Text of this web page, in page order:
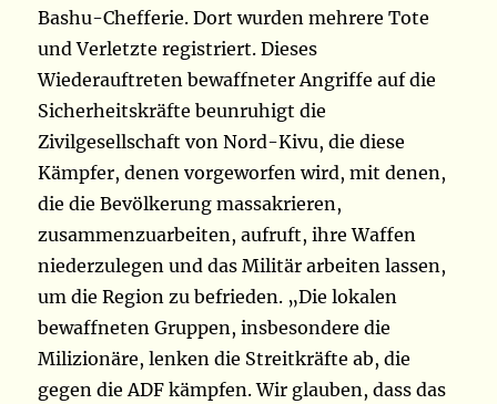
Bashu-Chefferie. Dort wurden mehrere Tote
und Verletzte registriert. Dieses
Wiederauftreten bewaffneter Angriffe auf die
Sicherheitskräfte beunruhigt die
Zivilgesellschaft von Nord-Kivu, die diese
Kämpfer, denen vorgeworfen wird, mit denen,
die die Bevölkerung massakrieren,
zusammenzuarbeiten, aufruft, ihre Waffen
niederzulegen und das Militär arbeiten lassen,
um die Region zu befrieden. „Die lokalen
bewaffneten Gruppen, insbesondere die
Milizionäre, lenken die Streitkräfte ab, die
gegen die ADF kämpfen. Wir glauben, dass das